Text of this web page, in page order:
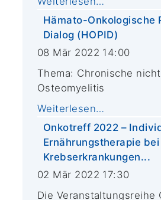
Hämato-Onkologische
Dialog (HOPID)
08 Mär 2022 14:00
Thema: Chronische
Osteomyelitis
Weiterlesen…
Onkotreff 2022 –
Ernährungstherapie bei
Krebserkrankungen...
02 Mär 2022 17:30
Die Veranstaltungsreihe